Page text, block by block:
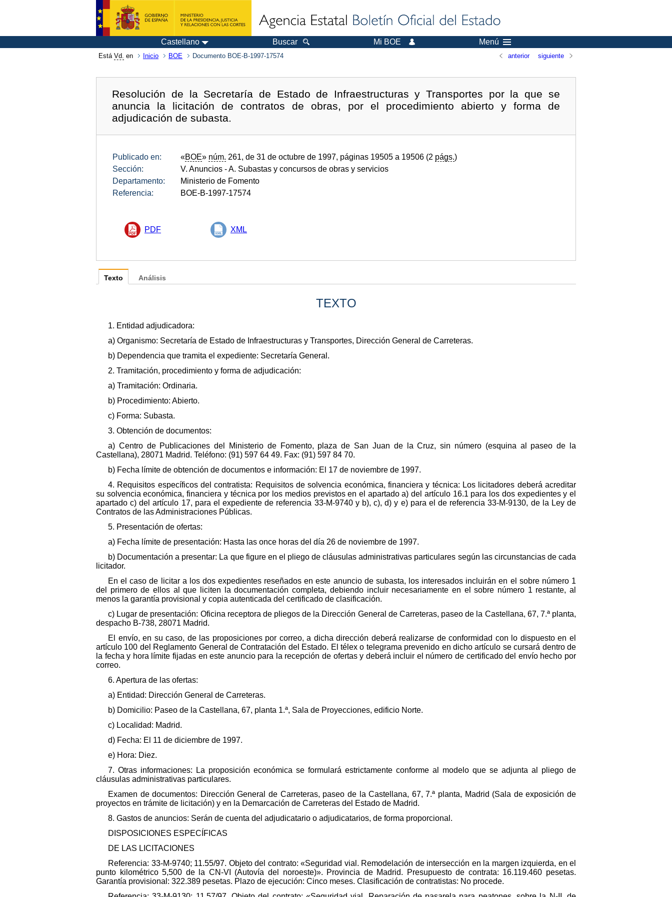
Castellano Buscar Mi BOE Menú
Está Vd. en Inicio BOE Documento BOE-B-1997-17574 anterior siguiente
Resolución de la Secretaría de Estado de Infraestructuras y Transportes por la que se
anuncia la licitación de contratos de obras, por el procedimiento abierto y forma de
adjudicación de subasta.
Publicado en: «BOE» núm. 261, de 31 de octubre de 1997, páginas 19505 a 19506 (2 págs.)
Sección:
V. Anuncios - A. Subastas y concursos de obras y servicios
Departamento:
Ministerio de Fomento
Referencia:
BOE-B-1997-17574
PDF XML
Texto
TEXTO
1. Entidad adjudicadora:
a) Organismo: Secretaría de Estado de Infraestructuras y Transportes, Dirección General de Carreteras.
b) Dependencia que tramita el expediente: Secretaría General.
2. Tramitación, procedimiento y forma de adjudicación:
a) Tramitación: Ordinaria.
b) Procedimiento: Abierto.
c) Forma: Subasta.
3. Obtención de documentos:
a) Centro de Publicaciones del Ministerio de Fomento, plaza de San Juan de la Cruz, sin número (esquina al paseo de la
Castellana), 28071 Madrid. Teléfono: (91) 597 64 49. Fax: (91) 597 84 70.
b) Fecha límite de obtención de documentos e información: El 17 de noviembre de 1997.
4. Requisitos específicos del contratista: Requisitos de solvencia económica, financiera y técnica: Los licitadores deberá acreditar
su solvencia económica, financiera y técnica por los medios previstos en el apartado a) del artículo 16.1 para los dos expedientes y el
apartado c) del artículo 17, para el expediente de referencia 33-M-9740 y b), c), d) y e) para el de referencia 33-M-9130, de la Ley de
Contratos de las Administraciones Públicas.
5. Presentación de ofertas:
a) Fecha límite de presentación: Hasta las once horas del día 26 de noviembre de 1997.
b) Documentación a presentar: La que figure en el pliego de cláusulas administrativas particulares según las circunstancias de cada
licitador.
En el caso de licitar a los dos expedientes reseñados en este anuncio de subasta, los interesados incluirán en el sobre número 1
del primero de ellos al que liciten la documentación completa, debiendo incluir necesariamente en el sobre número 1 restante, al
menos la garantía provisional y copia autenticada del certificado de clasificación.
c) Lugar de presentación: Oficina receptora de pliegos de la Dirección General de Carreteras, paseo de la Castellana, 67, 7.ª planta,
despacho B-738, 28071 Madrid.
El envío, en su caso, de las proposiciones por correo, a dicha dirección deberá realizarse de conformidad con lo dispuesto en el
artículo 100 del Reglamento General de Contratación del Estado. El télex o telegrama prevenido en dicho artículo se cursará dentro de
la fecha y hora límite fijadas en este anuncio para la recepción de ofertas y deberá incluir el número de certificado del envío hecho por
correo.
6. Apertura de las ofertas:
a) Entidad: Dirección General de Carreteras.
b) Domicilio: Paseo de la Castellana, 67, planta 1.ª, Sala de Proyecciones, edificio Norte.
c) Localidad: Madrid.
d) Fecha: El 11 de diciembre de 1997.
e) Hora: Diez.
7. Otras informaciones: La proposición económica se formulará estrictamente conforme al modelo que se adjunta al pliego de
cláusulas administrativas particulares.
Examen de documentos: Dirección General de Carreteras, paseo de la Castellana, 67, 7.ª planta, Madrid (Sala de exposición de
proyectos en trámite de licitación) y en la Demarcación de Carreteras del Estado de Madrid.
8. Gastos de anuncios: Serán de cuenta del adjudicatario o adjudicatarios, de forma proporcional.
DISPOSICIONES ESPECÍFICAS
DE LAS LICITACIONES
Referencia: 33-M-9740; 11.55/97. Objeto del contrato: «Seguridad vial. Remodelación de intersección en la margen izquierda, en el
punto kilométrico 5,500 de la CN-VI (Autovía del noroeste)». Provincia de Madrid. Presupuesto de contrata: 16.119.460 pesetas.
Garantía provisional: 322.389 pesetas. Plazo de ejecución: Cinco meses. Clasificación de contratistas: No procede.
Análisis